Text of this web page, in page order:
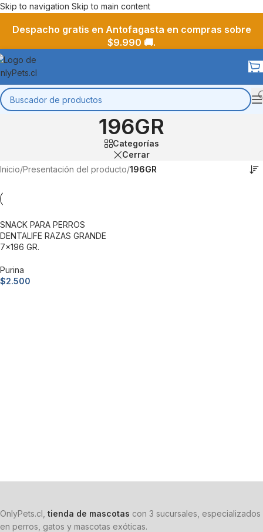
Skip to navigation Skip to main content
Despacho gratis en Antofagasta en compras sobre
$9.990 🚚.
196GR
Categorías
Cerrar
Inicio/Presentación del producto/196GR
SNACK PARA PERROS
DENTALIFE RAZAS GRANDE
7×196 GR.
Purina
$2.500
OnlyPets.cl, tienda de mascotas con 3 sucursales, especializados
en perros, gatos y mascotas exóticas.